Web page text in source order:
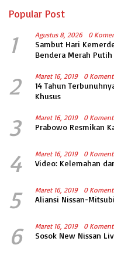
Popular Post
1 Agustus 8, 2026 0
Sambut Hari
Bendera Merah
2 Maret 16, 2019 0
14 Tahun
Khusus
3 Maret 16, 2019 0
Prabowo Resmikan
4 Maret 16, 2019 0
Video: Kelemahan
5 Maret 16, 2019 0
Aliansi Nissan-
6 Maret 16, 2019 0
Sosok New Nissan